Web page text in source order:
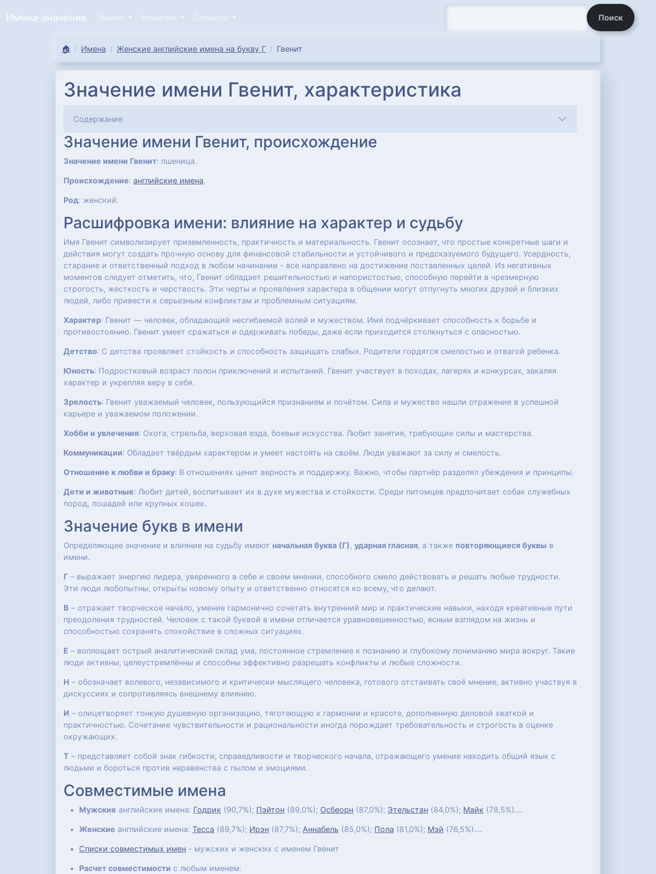
Имена-значение Имена Фамилии Сервисы Поиск
🏠 Имена Женские английские имена на букву Г Гвенит
Значение имени Гвенит, характеристика
Содержание
Значение имени Гвенит, происхождение
Значение имени Гвенит: пшеница.
Происхождение: английские имена.
Род: женский.
Расшифровка имени: влияние на характер и судьбу
Имя Гвенит символизирует приземленность, практичность и материальность. Гвенит осознает, что простые конкретные шаги и
действия могут создать прочную основу для финансовой стабильности и устойчивого и предсказуемого будущего. Усердность,
старание и ответственный подход в любом начинании - все направлено на достижение поставленных целей. Из негативных
моментов следует отметить, что, Гвенит обладает решительностью и напористостью, способную перейти в чрезмерную
строгость, жесткость и черствость. Эти черты и проявления характера в общении могут отпугнуть многих друзей и близких
людей, либо привести к серьезным конфликтам и проблемным ситуациям.
Характер: Гвенит — человек, обладающий несгибаемой волей и мужеством. Имя подчёркивает способность к борьбе и
противостоянию. Гвенит умеет сражаться и одерживать победы, даже если приходится столкнуться с опасностью.
Детство: С детства проявляет стойкость и способность защищать слабых. Родители гордятся смелостью и отвагой ребенка.
Юность: Подростковый возраст полон приключений и испытаний. Гвенит участвует в походах, лагерях и конкурсах, закаляя
характер и укрепляя веру в себя.
Зрелость: Гвенит уважаемый человек, пользующийся признанием и почётом. Сила и мужество нашли отражение в успешной
карьере и уважаемом положении.
Хобби и увлечения: Охота, стрельба, верховая езда, боевые искусства. Любит занятия, требующие силы и мастерства.
Коммуникации: Обладает твёрдым характером и умеет настоять на своём. Люди уважают за силу и смелость.
Отношение к любви и браку: В отношениях ценит верность и поддержку. Важно, чтобы партнёр разделял убеждения и принципы.
Дети и животные: Любит детей, воспитывает их в духе мужества и стойкости. Среди питомцев предпочитает собак служебных
пород, лошадей или крупных кошек.
Значение букв в имени
Определяющее значение и влияние на судьбу имеют начальная буква (Г), ударная гласная, а также повторяющиеся буквы в
имени.
Г – выражает энергию лидера, уверенного в себе и своем мнении, способного смело действовать и решать любые трудности.
Эти люди любопытны, открыты новому опыту и ответственно относятся ко всему, что делают.
В – отражает творческое начало, умение гармонично сочетать внутренний мир и практические навыки, находя креативные пути
преодоления трудностей. Человек с такой буквой в имени отличается уравновешенностью, ясным взглядом на жизнь и
способностью сохранять спокойствие в сложных ситуациях.
Е – воплощает острый аналитический склад ума, постоянное стремление к познанию и глубокому пониманию мира вокруг. Такие
люди активны, целеустремлённы и способны эффективно разрешать конфликты и любые сложности.
Н – обозначает волевого, независимого и критически мыслящего человека, готового отстаивать своё мнение, активно участвуя в
дискуссиях и сопротивляясь внешнему влиянию.
И – олицетворяет тонкую душевную организацию, тяготеющую к гармонии и красоте, дополненную деловой хваткой и
практичностью. Сочетание чувствительности и рациональности иногда порождает требовательность и строгость в оценке
окружающих.
Т – представляет собой знак гибкости, справедливости и творческого начала, отражающего умение находить общий язык с
людьми и бороться против неравенства с пылом и эмоциями.
Совместимые имена
Мужские английские имена: Годрик (90,7%); Пэйтон (89,0%); Осбеорн (87,0%); Этельстан (84,0%); Майк (78,5%)....
Женские английские имена: Тесса (89,7%); Ирэн (87,7%); Аннабель (85,0%); Пола (81,0%); Мэй (76,5%)....
Списки совместимых имен - мужских и женских с именем Гвенит
Расчет совместимости с любым именем: